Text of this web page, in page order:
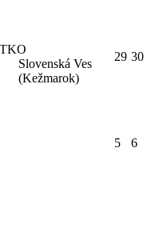
TKO
Slovenská Ves
(Kežmarok)
29 30
5 6